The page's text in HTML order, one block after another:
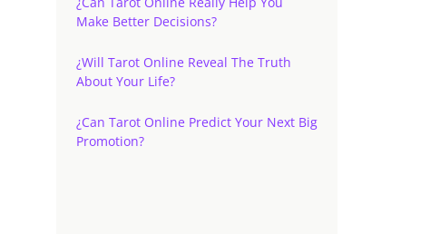
Make Better Decisions?
¿Will Tarot Online Reveal The Truth
About Your Life?
¿Can Tarot Online Predict Your Next Big
Promotion?